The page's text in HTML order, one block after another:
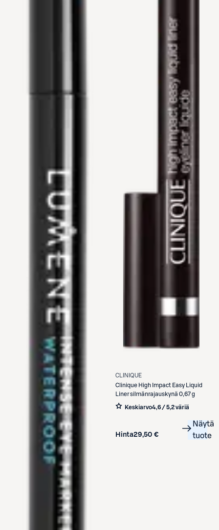
CLINIQUE
Clinique High Impact Easy Liquid
Liner silmänrajauskynä 0,67 g
Keskiarvo4,6 / 5,2 väriä
Hinta29,50 €
Näytä
tuote